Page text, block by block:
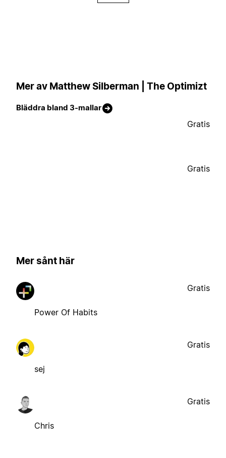
Mer av Matthew Silberman | The Optimizt
Bläddra bland 3-mallar
Gratis
Gratis
Mer sånt här
Power Of Habits
Gratis
sej
Gratis
Chris
Gratis